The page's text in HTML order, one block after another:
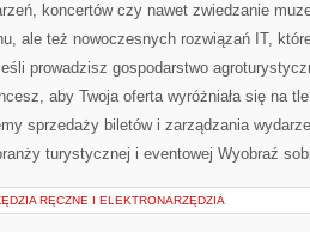
koncertów czy nawet zwiedzanie
ale też nowoczesnych rozwiązań IT,
prowadzisz gospodarstwo
aby Twoja oferta wyróżniała się na
sprzedaży biletów i zarządzania
turystycznej i eventowej Wyobraź
RĘCZNE I ELEKTRONARZĘDZIA